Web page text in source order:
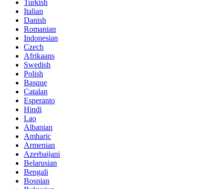
Turkish
Italian
Danish
Romanian
Indonesian
Czech
Afrikaans
Swedish
Polish
Basque
Catalan
Esperanto
Hindi
Lao
Albanian
Amharic
Armenian
Azerbaijani
Belarusian
Bengali
Bosnian